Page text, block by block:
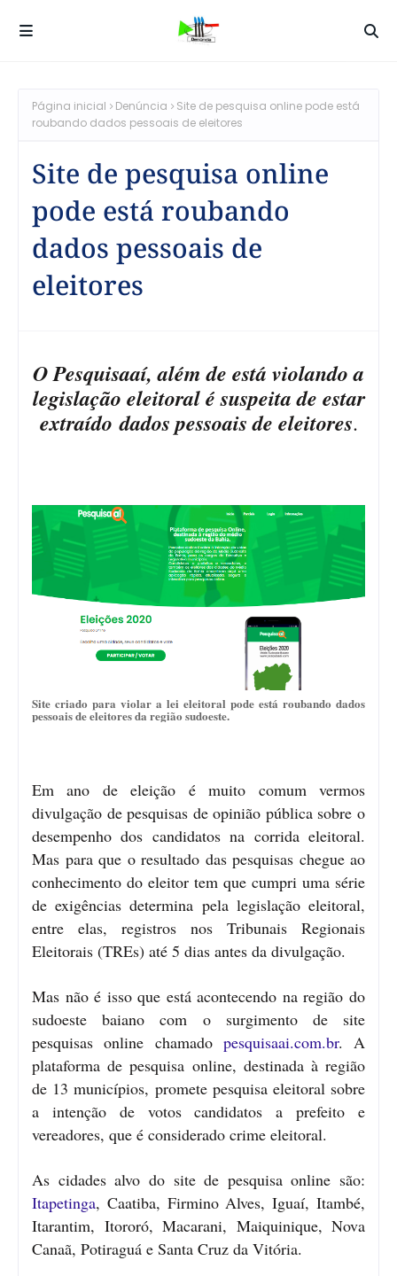
Página inicial Denúncia
Site de pesquisa online pode está
roubando dados pessoais de eleitores
Site de pesquisa online
pode está roubando
dados pessoais de
eleitores
O Pesquisaaí, além de está violando a
legislação eleitoral é suspeita de estar
extraído dados pessoais de eleitores.
Site criado para violar a lei eleitoral pode está roubando dados
pessoais de eleitores da região sudoeste.
Em ano de eleição é muito comum vermos
divulgação de pesquisas de opinião pública sobre o
desempenho dos candidatos na corrida eleitoral.
Mas para que o resultado das pesquisas chegue ao
conhecimento do eleitor tem que cumpri uma série
de exigências determina pela legislação eleitoral,
entre elas, registros nos Tribunais Regionais
Eleitorais (TREs) até 5 dias antes da divulgação.
Mas não é isso que está acontecendo na região do
sudoeste baiano com o surgimento de site
pesquisas online chamado pesquisaai.com.br. A
plataforma de pesquisa online, destinada à região
de 13 municípios, promete pesquisa eleitoral sobre
a intenção de votos candidatos a prefeito e
vereadores, que é considerado crime eleitoral.
As cidades alvo do site de pesquisa online são:
Itapetinga, Caatiba, Firmino Alves, Iguaí, Itambé,
Itarantim, Itororó, Macarani, Maiquinique, Nova
Canaã, Potiraguá e Santa Cruz da Vitória.